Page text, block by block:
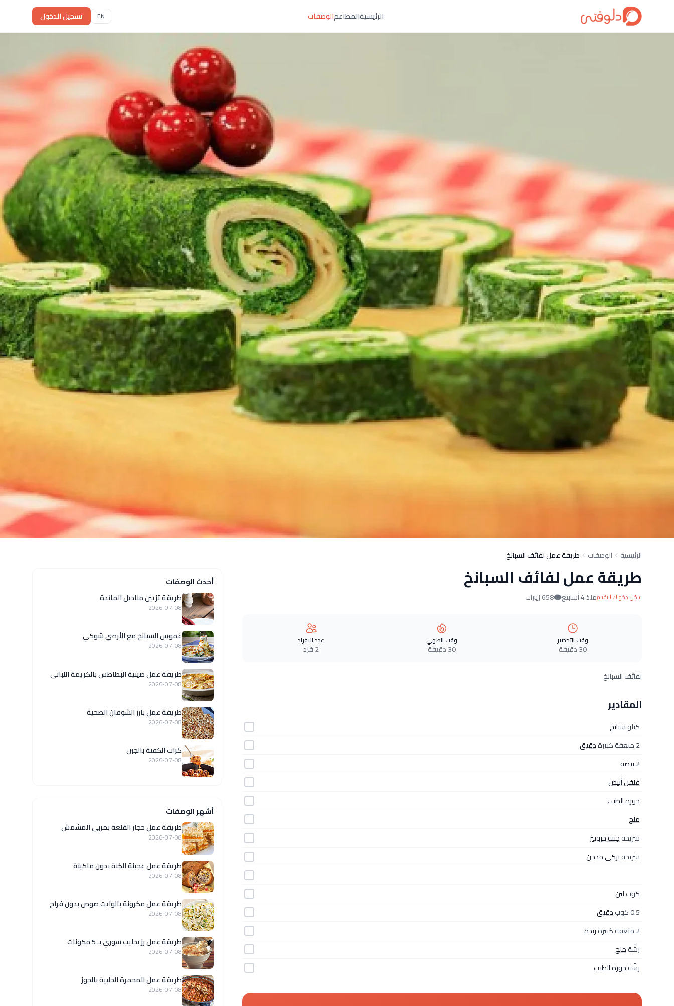
الرئيسيةالمطاعمالوصفات EN تسجيل الدخول
الرئيسية الوصفات طريقة عمل لفائف السبانخ
طريقة عمل لفائف السبانخ
سجّل دخولك للتقييممنذ 4 أسابيع 658 زيارات
وقت التحضير
30 دقيقة
وقت الطهي
30 دقيقة
عدد الافراد
2 فرد
لفائف السبانخ
المقادير
كيلوسبانخ
2 ملعقة كبيرة
دقيق
2بيضة
فلفل أبيض
جوزة الطيب
ملح
شريحةجبنة جرويير
شريحةتركي مدخن
كوبلبن
0.5 كوب
دقيق
2 ملعقة كبيرة
زبدة
رشّةملح
رشّةجوزة الطيب
أحدث الوصفات
طريقة تزيين مناديل المائدة
2026-07-08
غموس السبانخ مع الأرضي شوكي
2026-07-08
طريقة عمل صينية البطاطس بالكريمة اللبانى
2026-07-08
طريقة عمل بارز الشوفان الصحية
2026-07-08
كرات الكفتة بالجبن
2026-07-08
أشهر الوصفات
طريقة عمل حجار القلعة بمربى المشمش
2026-07-08
طريقة عمل عجينة الكبة بدون ماكينة
2026-07-08
طريقة عمل مكرونة بالوايت صوص بدون فراخ
2026-07-08
طريقة عمل رز بحليب سوري بـ 5 مكونات
2026-07-08
طريقة عمل المحمرة الحلبية بالجوز
2026-07-08